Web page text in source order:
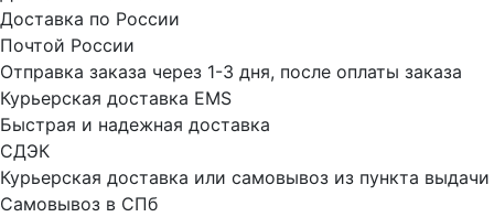
Доставка по России
Почтой России
Отправка заказа через 1-3 дня, после оплаты заказа
Курьерская доставка EMS
Быстрая и надежная доставка
СДЭК
Курьерская доставка или самовывоз из пункта выдачи
Самовывоз в СПб